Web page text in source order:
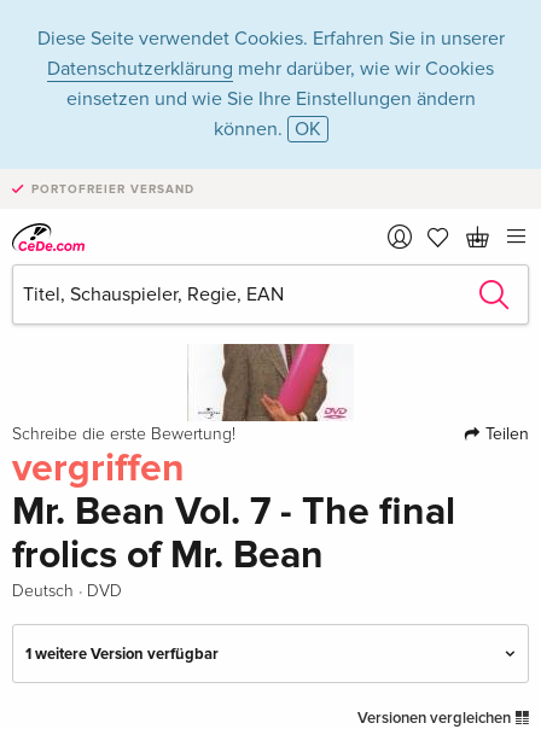
Diese Seite verwendet Cookies. Erfahren Sie in unserer
Datenschutzerklärung mehr darüber, wie wir Cookies
einsetzen und wie Sie Ihre Einstellungen ändern
können. OK
PORTOFREIER VERSAND
Schreibe die erste Bewertung! Teilen
vergriffen
Mr. Bean Vol. 7 - The final
frolics of Mr. Bean
Deutsch · DVD
1 weitere Version verfügbar
vergriffen
Versionen vergleichen